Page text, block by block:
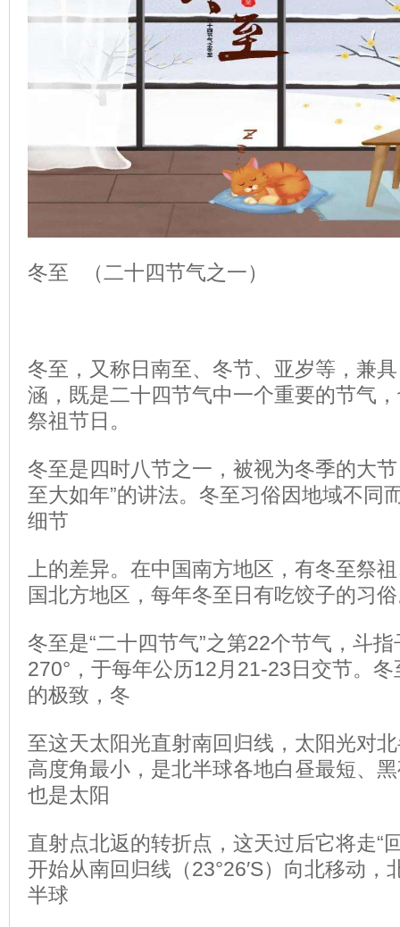
冬至 （二十四节气之一）
冬至，又称日南至、冬节、亚岁等，兼
涵，既是二十四节气中一个重要的节气
祭祖节日。
冬至是四时八节之一，被视为冬季的大
至大如年”的讲法。冬至习俗因地域不同
细节
上的差异。在中国南方地区，有冬至祭
国北方地区，每年冬至日有吃饺子的习
冬至是“二十四节气”之第22个节气，斗
270°，于每年公历12月21-23日交节。
的极致，冬
至这天太阳光直射南回归线，太阳光对
高度角最小，是北半球各地白昼最短、
也是太阳
直射点北返的转折点，这天过后它将走“
开始从南回归线（23°26′S）向北移动，
半球